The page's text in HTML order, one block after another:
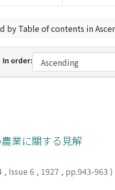
by Table of contents in
In order:
業に關する見解
, Issue 6 , 1927 , pp.943-963 )